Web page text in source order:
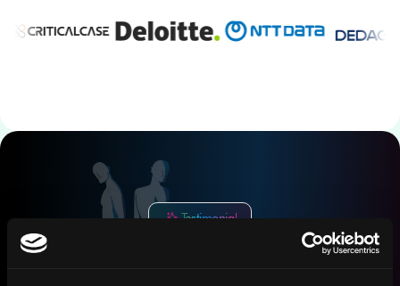
Voglio difendere aziende e dati da attacchi informatici e
Testimonial
Studenti